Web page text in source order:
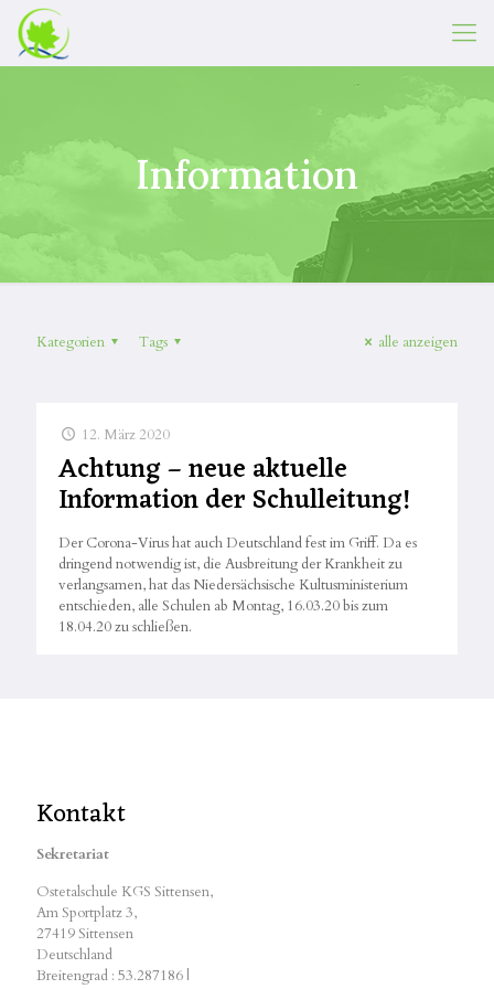
Information
Kategorien Tags alle anzeigen
12. März 2020
Achtung – neue aktuelle
Information der Schulleitung!
Der Corona-Virus hat auch Deutschland fest im Griff. Da es
dringend notwendig ist, die Ausbreitung der Krankheit zu
verlangsamen, hat das Niedersächsische Kultusministerium
entschieden, alle Schulen ab Montag, 16.03.20 bis zum
18.04.20 zu schließen.
Kontakt
Sekretariat
Ostetalschule KGS Sittensen,
Am Sportplatz 3,
27419 Sittensen
Deutschland
Breitengrad : 53.287186 |